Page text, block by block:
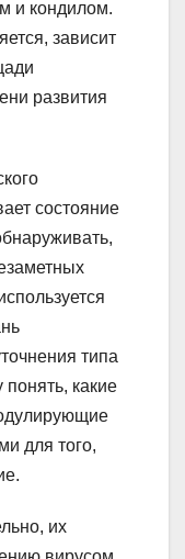
и кондилом.
зависит
развития
состояние
типа
понять, какие
для того,
их